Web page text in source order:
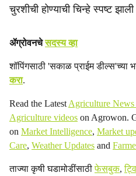
चुरशीची होण्याची चिन्हे स्पष्ट
ॲग्रोवनचेसदस्य व्हा
शॉपिंगसाठी 'सकाळ प्राईम डील्स'च्या
करा.
Read the Latest Agriculture
Agriculture videos on Agrowon.
on Market Intelligence, Market
Care, Weather Updates and
ताज्या कृषी घडामोडींसाठीफेसबुक,